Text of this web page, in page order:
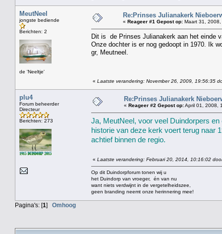
MeutNeel
jongste bediende
Berichten: 2
de 'Neeltje'
Re:Prinses Julianakerk
« Reageer #1 Gepost op: Maart 31,
Dit is de Prinses Julianakerk aan het einde
Onze dochter is er nog gedoopt in 1970. Ik
gr, Meutneel.
« Laatste verandering: November 26, 2009, 19:56:35
plu4
Forum beheerder
Directeur
Berichten: 273
Re:Prinses Julianakerk
« Reageer #2 Gepost op:April 01, 2008,
Ja, MeutNeel, voor veel Duindorpers
historie van deze kerk voert terug naar
achtief binnen de regio.
« Laatste verandering: Februari 20, 2014, 10:16:02
Op dit Duindorpforum tonen wij u
het Duindorp van vroeger, én van nu
want niets verdwijnt in de vergetelheidszee,
geen branding neemt onze herinnering mee!
Pagina's: [1] Omhoog